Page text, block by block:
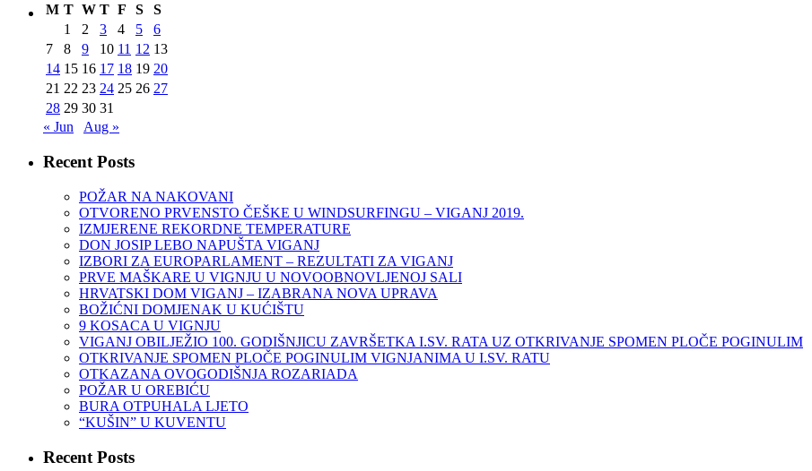
M T W T F S
S
1
2 3 4 5
6
7
8 9 10 11 12 13
14 15 16 17 18 19 20
21 22 23 24 25 26 27
28 29 30 31
« Jun
Aug »
Recent Posts
POŽAR NA NAKOVANI
OTVORENO PRVENSTO ČEŠKE U WINDSURFINGU – VIGANJ 2019.
IZMJERENE REKORDNE TEMPERATURE
DON JOSIP LEBO NAPUŠTA VIGANJ
IZBORI ZA EUROPARLAMENT – REZULTATI ZA VIGANJ
PRVE MAŠKARE U VIGNJU U NOVOOBNOVLJENOJ SALI
HRVATSKI DOM VIGANJ – IZABRANA NOVA UPRAVA
BOŽIĆNI DOMJENAK U KUĆIŠTU
9 KOSACA U VIGNJU
VIGANJ OBILJEŽIO 100. GODIŠNJICU ZAVRŠETKA I.SV. RATA UZ OTKRIVANJE SPOMEN PLOČE POGINULIM
OTKRIVANJE SPOMEN PLOČE POGINULIM VIGNJANIMA U I.SV. RATU
OTKAZANA OVOGODIŠNJA ROZARIADA
POŽAR U OREBIĆU
BURA OTPUHALA LJETO
“KUŠIN” U KUVENTU
Recent Posts